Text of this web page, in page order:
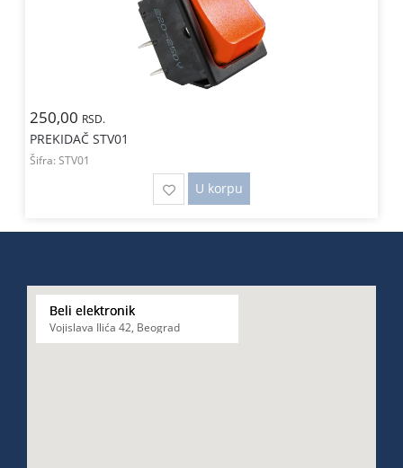
250,00 RSD.
PREKIDAČ STV01
Šifra: STV01
U korpu
Beli elektronik
Vojislava Ilića 42, Beograd